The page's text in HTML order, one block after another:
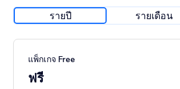
รายปี รายเดือน
แพ็กเกจ Free
ฟรี